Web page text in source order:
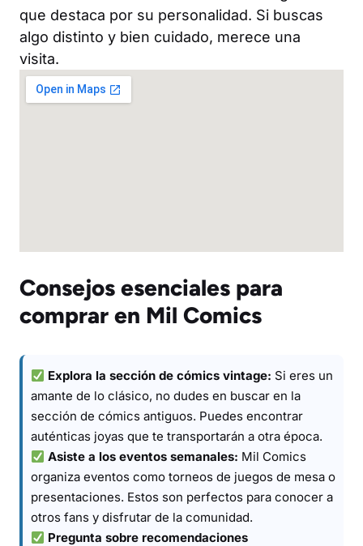
que destaca por su personalidad. Si buscas
algo distinto y bien cuidado, merece una
visita.
Consejos esenciales para
comprar en Mil Comics
Explora la sección de cómics vintage: Si eres un
amante de lo clásico, no dudes en buscar en la
sección de cómics antiguos. Puedes encontrar
auténticas joyas que te transportarán a otra época.
Asiste a los eventos semanales: Mil Comics
organiza eventos como torneos de juegos de mesa o
presentaciones. Estos son perfectos para conocer a
otros fans y disfrutar de la comunidad.
Pregunta sobre recomendaciones